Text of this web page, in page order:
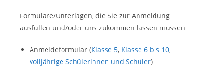
Formulare/Unterlagen, die Sie zur Anmeldung
ausfüllen und/oder uns zukommen lassen müssen:
Anmeldeformular (Klasse 5, Klasse 6 bis 10,
volljährige Schülerinnen und Schüler)